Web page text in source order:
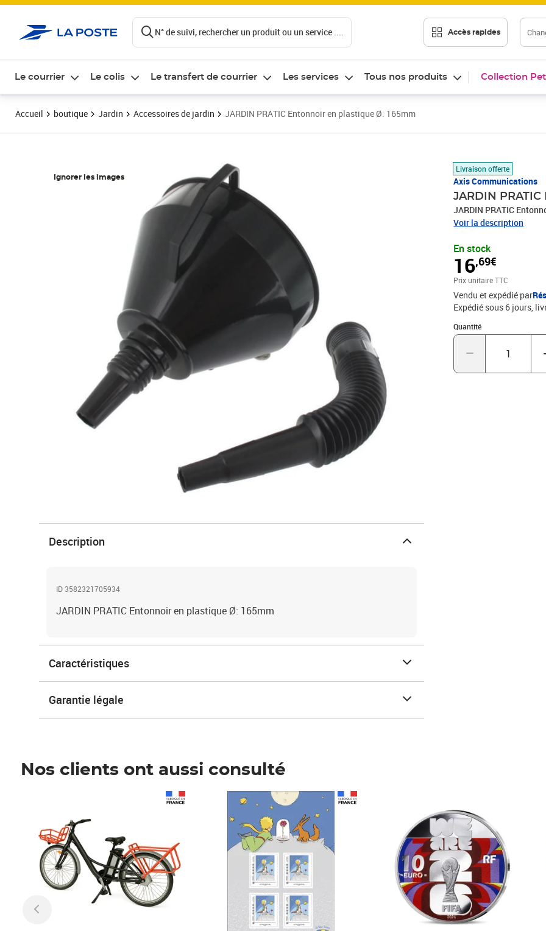
N° de suivi, rechercher un produit ou un service .... Accès rapides
Le courrier Le colis Le transfert de courrier Les services Tous nos produits Collection
Accueil boutique Jardin Accessoires de jardin JARDIN PRATIC Entonnoir en plastique Ø: 165mm
Ignorer les images
Livraison offerte
Axis Communications
JARDIN
JARDIN PRATIC
Voir la description
En stock
16,69€
Prix 16,69€
Prix unitaire TTC
Vendu et expédié par
Expédié sous 6 jours
Quantité
Quantité : 1
Description
ID 3582321705934
JARDIN PRATIC Entonnoir en plastique Ø: 165mm
Caractéristiques
Garantie légale
Nos clients ont aussi consulté
Prix 7,50€